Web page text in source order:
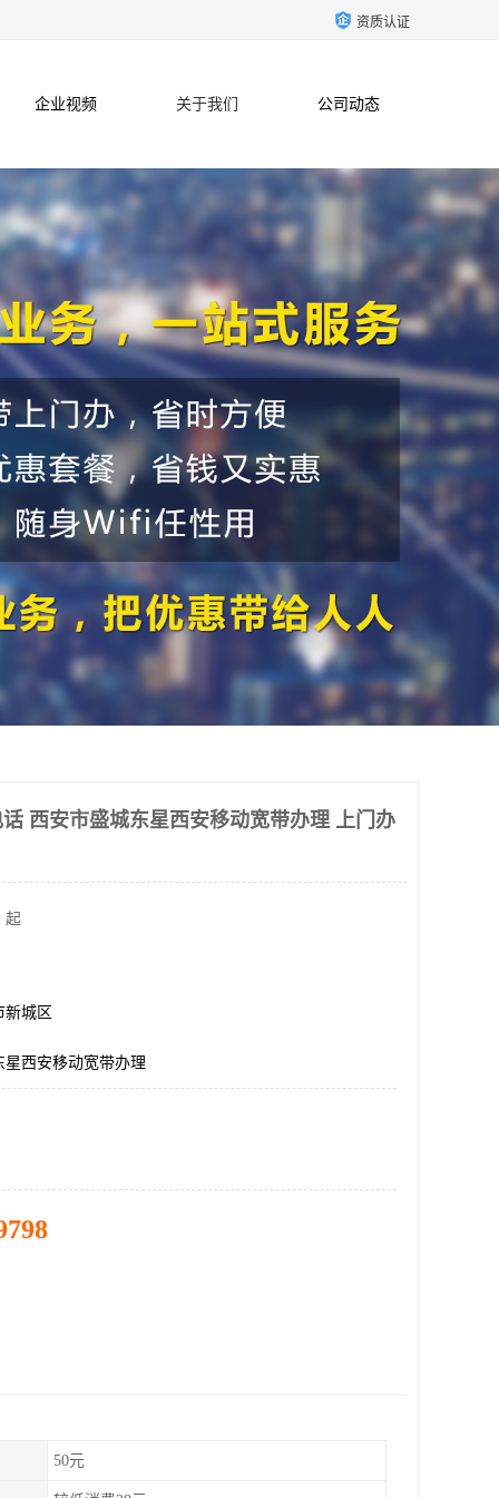
资质认证
企业视频 关于我们 公司动态
联系方式
西安市盛城东星西安移动宽带办理 上门办
起
新城区
星西安移动宽带办理
50元